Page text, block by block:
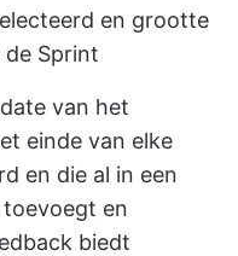
en grootte
Sprint
van het
einde van elke
en die al in een
en
biedt